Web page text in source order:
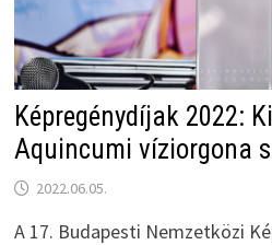
Képregénydíjak 2022:
Aquincumi víziorgona
2022.06.05.
A 17. Budapesti Nemzetközi